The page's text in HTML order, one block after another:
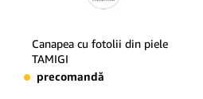
Canapea cu fotolii din piele
TAMIGI
precomandă